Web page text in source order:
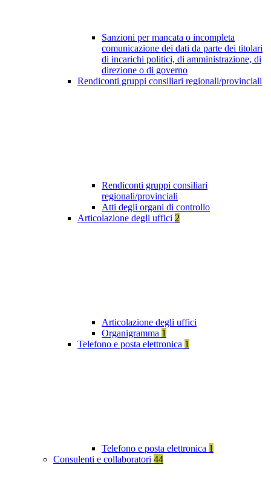
Sanzioni per mancata o incompleta
comunicazione dei dati da parte dei titolari
di incarichi politici, di amministrazione, di
direzione o di governo
Rendiconti gruppi consiliari regionali/provinciali
Rendiconti gruppi consiliari
regionali/provinciali
Atti degli organi di controllo
Articolazione degli uffici 2
Articolazione degli uffici
Organigramma 1
Telefono e posta elettronica 1
Telefono e posta elettronica 1
Consulenti e collaboratori 44